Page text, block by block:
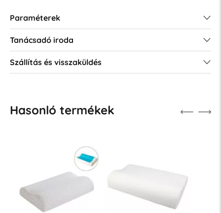
Paraméterek
Tanácsadó iroda
Szállítás és visszaküldés
Hasonló termékek